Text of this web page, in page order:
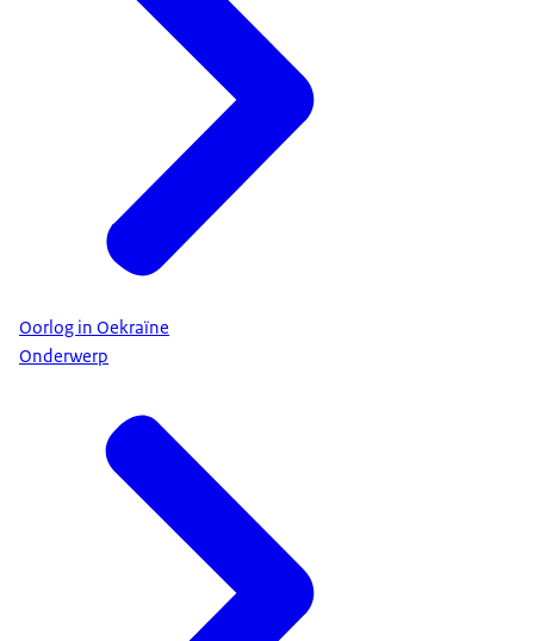
Oorlog in Oekraïne
Onderwerp